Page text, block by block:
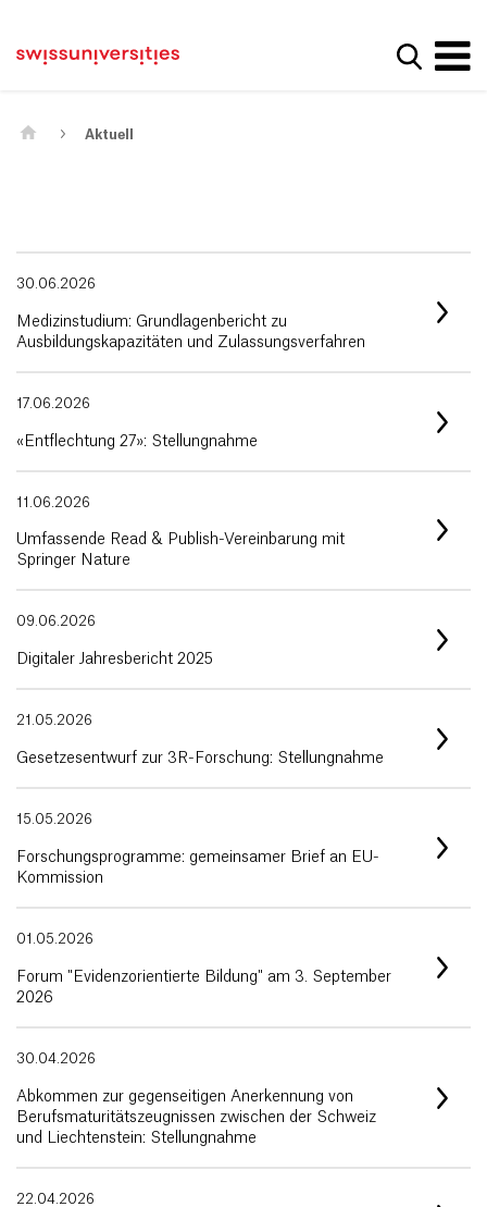
Main Navigation
Inhalt
Metanavigation
Suche
Aktuell
30.06.2026
Medizinstudium: Grundlagenbericht zu
Ausbildungskapazitäten und Zulassungsverfahren
17.06.2026
«Entflechtung 27»: Stellungnahme
11.06.2026
Umfassende Read & Publish-Vereinbarung mit
Springer Nature
09.06.2026
Digitaler Jahresbericht 2025
21.05.2026
Gesetzesentwurf zur 3R-Forschung: Stellungnahme
15.05.2026
Forschungsprogramme: gemeinsamer Brief an EU-
Kommission
01.05.2026
Forum "Evidenzorientierte Bildung" am 3. September
2026
30.04.2026
Abkommen zur gegenseitigen Anerkennung von
Berufsmaturitätszeugnissen zwischen der Schweiz
und Liechtenstein: Stellungnahme
22.04.2026